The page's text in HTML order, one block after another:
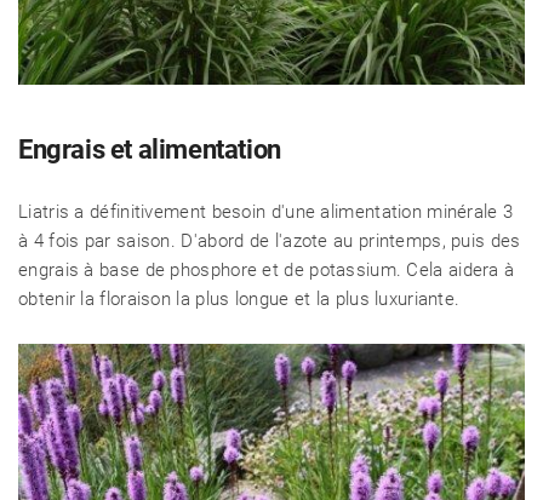
Engrais et alimentation
Liatris a définitivement besoin d'une alimentation minérale 3
à 4 fois par saison. D'abord de l'azote au printemps, puis des
engrais à base de phosphore et de potassium. Cela aidera à
obtenir la floraison la plus longue et la plus luxuriante.